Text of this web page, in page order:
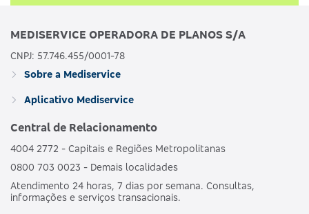
MEDISERVICE OPERADORA DE PLANOS S/A
CNPJ: 57.746.455/0001-78
Sobre a Mediservice
Aplicativo Mediservice
Central de Relacionamento
4004 2772 - Capitais e Regiões Metropolitanas
0800 703 0023 - Demais localidades
Atendimento 24 horas, 7 dias por semana. Consultas,
informações e serviços transacionais.